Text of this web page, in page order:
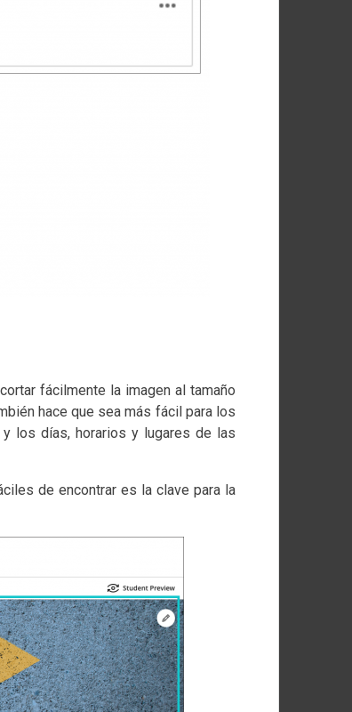
fácilmente la imagen al tamaño
hace que sea más fácil para los
los días, horarios y lugares de las
de encontrar es la clave para la